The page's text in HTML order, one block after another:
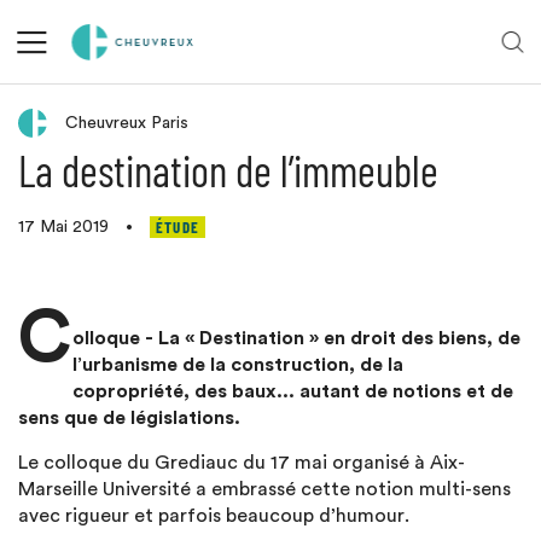
La réversibilité de l’immobilier
Cheuvreux Paris
La destination de l’immeuble
17 Mai 2019 • ÉTUDE
Colloque - La « Destination » en droit des biens, de
l’urbanisme de la construction, de la
copropriété, des baux... autant de notions et de
sens que de législations.
Le colloque du Grediauc du 17 mai organisé à Aix-
Marseille Université a embrassé cette notion multi-sens
avec rigueur et parfois beaucoup d’humour.